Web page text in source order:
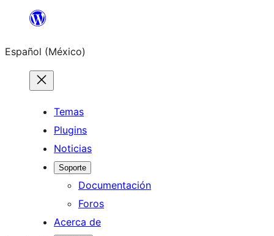
Saltar
contenido
Español (México)
Temas
Plugins
Noticias
Soporte
Documentación
Foros
Acerca de